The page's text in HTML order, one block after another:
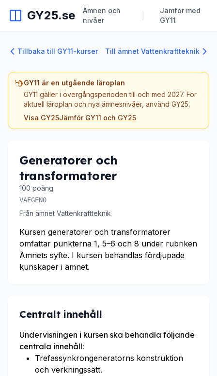
GY25.se
Ämnen och
nivåer
Jämför med
GY11
Tillbaka till GY11-kurser Till ämnet Vattenkraftteknik
GY11 är en utgående läroplan
GY11 gäller i övergångsperioden till och med 2027. För
aktuell läroplan och nya ämnesnivåer, använd GY25.
Visa GY25Jämför GY11 och GY25
Generatorer och
transformatorer
100 poäng
VAEGEN0
Från ämnet Vattenkraftteknik
Kursen generatorer och transformatorer
omfattar punkterna 1, 5–6 och 8 under rubriken
Ämnets syfte. I kursen behandlas fördjupade
kunskaper i ämnet.
Centralt innehåll
Undervisningen i kursen ska behandla följande
centrala innehåll:
Trefassynkrongeneratorns konstruktion
och verkningssätt.